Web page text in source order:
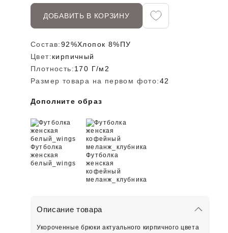
ДОБАВИТЬ В КОРЗИНУ
Состав:92%Хлопок 8%ПУ
Цвет:кирпичный
Плотность:170 Г/м2
Размер товара на первом фото:42
Дополните образ
Футболка
женская
белый_wings
Футболка
женская
кофейный
меланж_клубника
Описание товара
Укороченные брюки актуального кирпичного цвета